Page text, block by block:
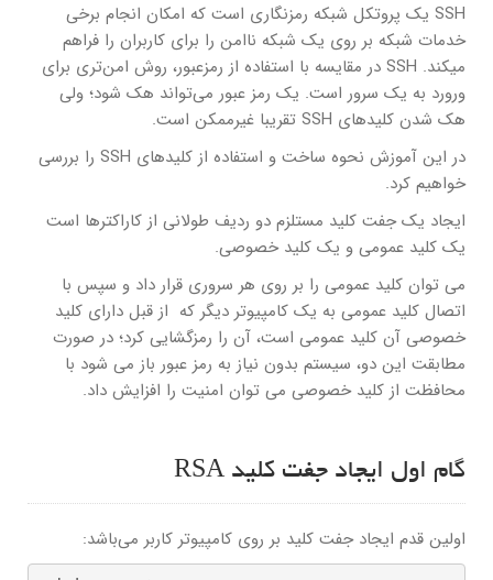
SSH یک پروتکل شبکه رمزنگاری است که امکان انجام برخی
خدمات شبکه بر روی یک شبکه ناامن را برای کاربران را فراهم
میکند. SSH در مقایسه با استفاده از رمزعبور، روش امن‌تری برای
ورورد به یک سرور است. یک رمز عبور می‌تواند هک شود؛ ولی
هک شدن کلیدهای SSH تقریبا غیرممکن است.
در این آموزش نحوه ساخت و استفاده از کلیدهای SSH را بررسی
خواهیم کرد.
ایجاد یک جفت کلید مستلزم دو ردیف طولانی از کاراکترها است
یک کلید عمومی و یک کلید خصوصی.
می توان کلید عمومی را بر روی هر سروری قرار داد و سپس با
اتصال کلید عمومی به یک کامپیوتر دیگر که از قبل دارای کلید
خصوصی آن کلید عمومی است، آن را رمزگشایی کرد؛ در صورت
مطابقت این دو، سیستم بدون نیاز به رمز عبور باز می شود با
محافظت از کلید خصوصی می توان امنیت را افزایش داد.
گام اول ایجاد جفت کلید RSA
اولین قدم ایجاد جفت کلید بر روی کامپیوتر کاربر می‌باشد: